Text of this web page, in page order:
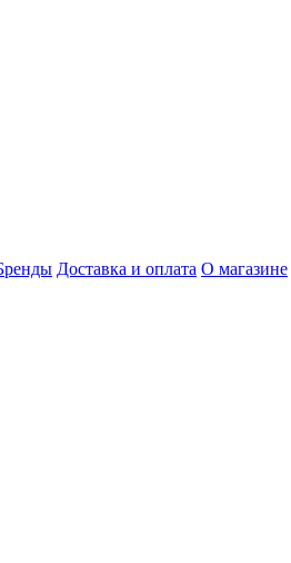
Доставка и оплата О магазине